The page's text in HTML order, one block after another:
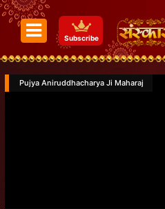
Subscribe
Pujya Aniruddhacharya Ji Maharaj